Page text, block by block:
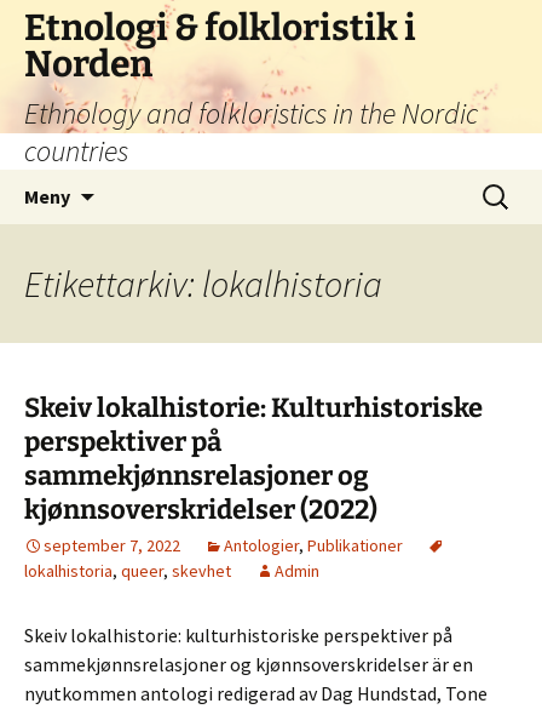
Hoppa
innehåll
Etnologi & folkloristik i
Norden
Ethnology and folkloristics in the Nordic
countries
Meny
Sök
efter:
Etikettarkiv: lokalhistoria
Skeiv lokalhistorie: Kulturhistoriske
perspektiver på
sammekjønnsrelasjoner og
kjønnsoverskridelser (2022)
september 7, 2022 Antologier, Publikationer
lokalhistoria, queer, skevhet Admin
Skeiv lokalhistorie: kulturhistoriske perspektiver på
sammekjønnsrelasjoner og kjønnsoverskridelser är en
nyutkommen antologi redigerad av Dag Hundstad, Tone